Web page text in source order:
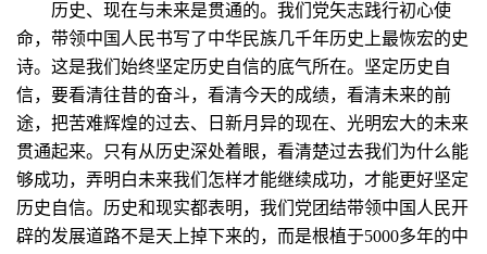
历史、现在与未来是贯通的。我们党矢志践行初心使
命，带领中国人民书写了中华民族几千年历史上最恢宏的史
诗。这是我们始终坚定历史自信的底气所在。坚定历史自
信，要看清往昔的奋斗，看清今天的成绩，看清未来的前
途，把苦难辉煌的过去、日新月异的现在、光明宏大的未来
贯通起来。只有从历史深处着眼，看清楚过去我们为什么能
够成功，弄明白未来我们怎样才能继续成功，才能更好坚定
历史自信。历史和现实都表明，我们党团结带领中国人民开
辟的发展道路不是天上掉下来的，而是根植于5000多年的中